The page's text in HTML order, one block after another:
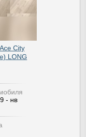
City
LONG
- нв